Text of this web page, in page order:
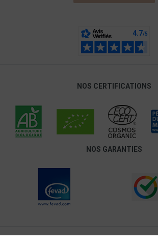
NOS CERTIFICATIONS
NOS GARANTIES